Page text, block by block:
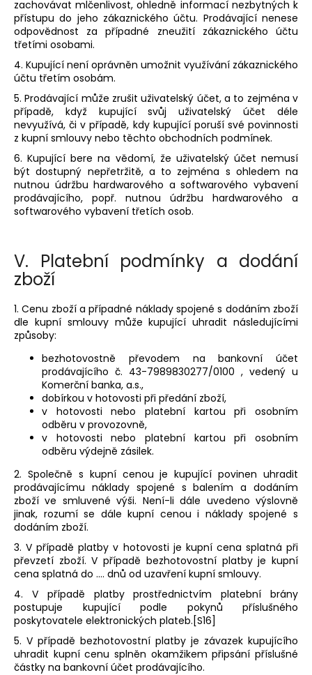
zachovávat mlčenlivost, ohledně informací nezbytných k
přístupu do jeho zákaznického účtu. Prodávající nenese
odpovědnost za případné zneužití zákaznického účtu
třetími osobami.
4. Kupující není oprávněn umožnit využívání zákaznického
účtu třetím osobám.
5. Prodávající může zrušit uživatelský účet, a to zejména v
případě, když kupující svůj uživatelský účet déle
nevyužívá, či v případě, kdy kupující poruší své povinnosti
z kupní smlouvy nebo těchto obchodních podmínek.
6. Kupující bere na vědomí, že uživatelský účet nemusí
být dostupný nepřetržitě, a to zejména s ohledem na
nutnou údržbu hardwarového a softwarového vybavení
prodávajícího, popř. nutnou údržbu hardwarového a
softwarového vybavení třetích osob.
V. Platební podmínky a dodání
zboží
1. Cenu zboží a případné náklady spojené s dodáním zboží
dle kupní smlouvy může kupující uhradit následujícími
způsoby:
bezhotovostně převodem na bankovní účet
prodávajícího č. 43-7989830277/0100 , vedený u
Komerční banka, a.s.,
dobírkou v hotovosti při předání zboží,
v hotovosti nebo platební kartou při osobním
odběru v provozovně,
v hotovosti nebo platební kartou při osobním
odběru výdejně zásilek.
2. Společně s kupní cenou je kupující povinen uhradit
prodávajícímu náklady spojené s balením a dodáním
zboží ve smluvené výši. Není-li dále uvedeno výslovně
jinak, rozumí se dále kupní cenou i náklady spojené s
dodáním zboží.
3. V případě platby v hotovosti je kupní cena splatná při
převzetí zboží. V případě bezhotovostní platby je kupní
cena splatná do …. dnů od uzavření kupní smlouvy.
4. V případě platby prostřednictvím platební brány
postupuje kupující podle pokynů příslušného
poskytovatele elektronických plateb.[S16]
5. V případě bezhotovostní platby je závazek kupujícího
uhradit kupní cenu splněn okamžikem připsání příslušné
částky na bankovní účet prodávajícího.